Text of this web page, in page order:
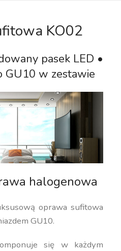
KO02
pasek LED •
GU10 w zestawie
halogenowa
oprawa sufitowa
GU10.
się w każdym